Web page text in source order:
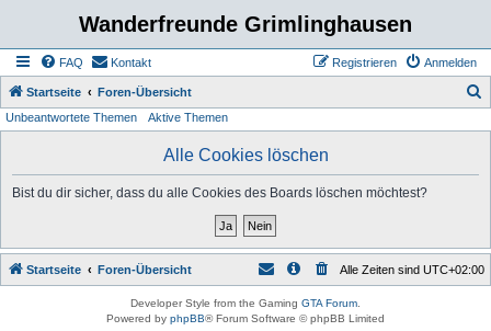
Wanderfreunde Grimlinghausen
FAQ Kontakt Anmelden
Registrieren
Startseite Foren-Übersicht
Unbeantwortete Themen Aktive Themen
Alle Cookies löschen
Bist du dir sicher, dass du alle Cookies des Boards löschen möchtest?
Startseite Foren-Übersicht Alle Zeiten sind UTC+02:00
Developer Style from the Gaming GTA Forum
Powered by phpBB® Forum Software © phpBB Limited